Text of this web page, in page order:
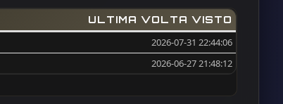
ULTIMA VOLTA VISTO
2026-07-31 22:44:06
2026-06-27 21:48:12